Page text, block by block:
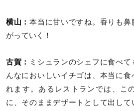
横山：本当に甘いですね。香りも鼻
がっていく！
古賀：
ミシュランのシェフに食べて
んなにおいしいイチゴは、本当に
れます。あるレストランでは、こ
に、そのままデザートとして出して